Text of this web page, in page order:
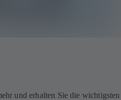
und erhalten Sie die wichtigsten